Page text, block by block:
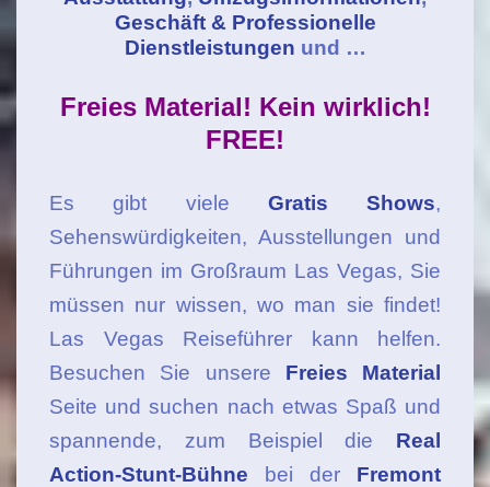
Geschäft & Professionelle
Dienstleistungen und …
Freies Material! Kein wirklich!
FREE!
Es gibt viele Gratis Shows,
Sehenswürdigkeiten, Ausstellungen und
Führungen im Großraum Las Vegas, Sie
müssen nur wissen, wo man sie findet!
Las Vegas Reiseführer kann helfen.
Besuchen Sie unsere Freies Material
Seite und suchen nach etwas Spaß und
spannende, zum Beispiel die Real
Action-Stunt-Bühne bei der Fremont